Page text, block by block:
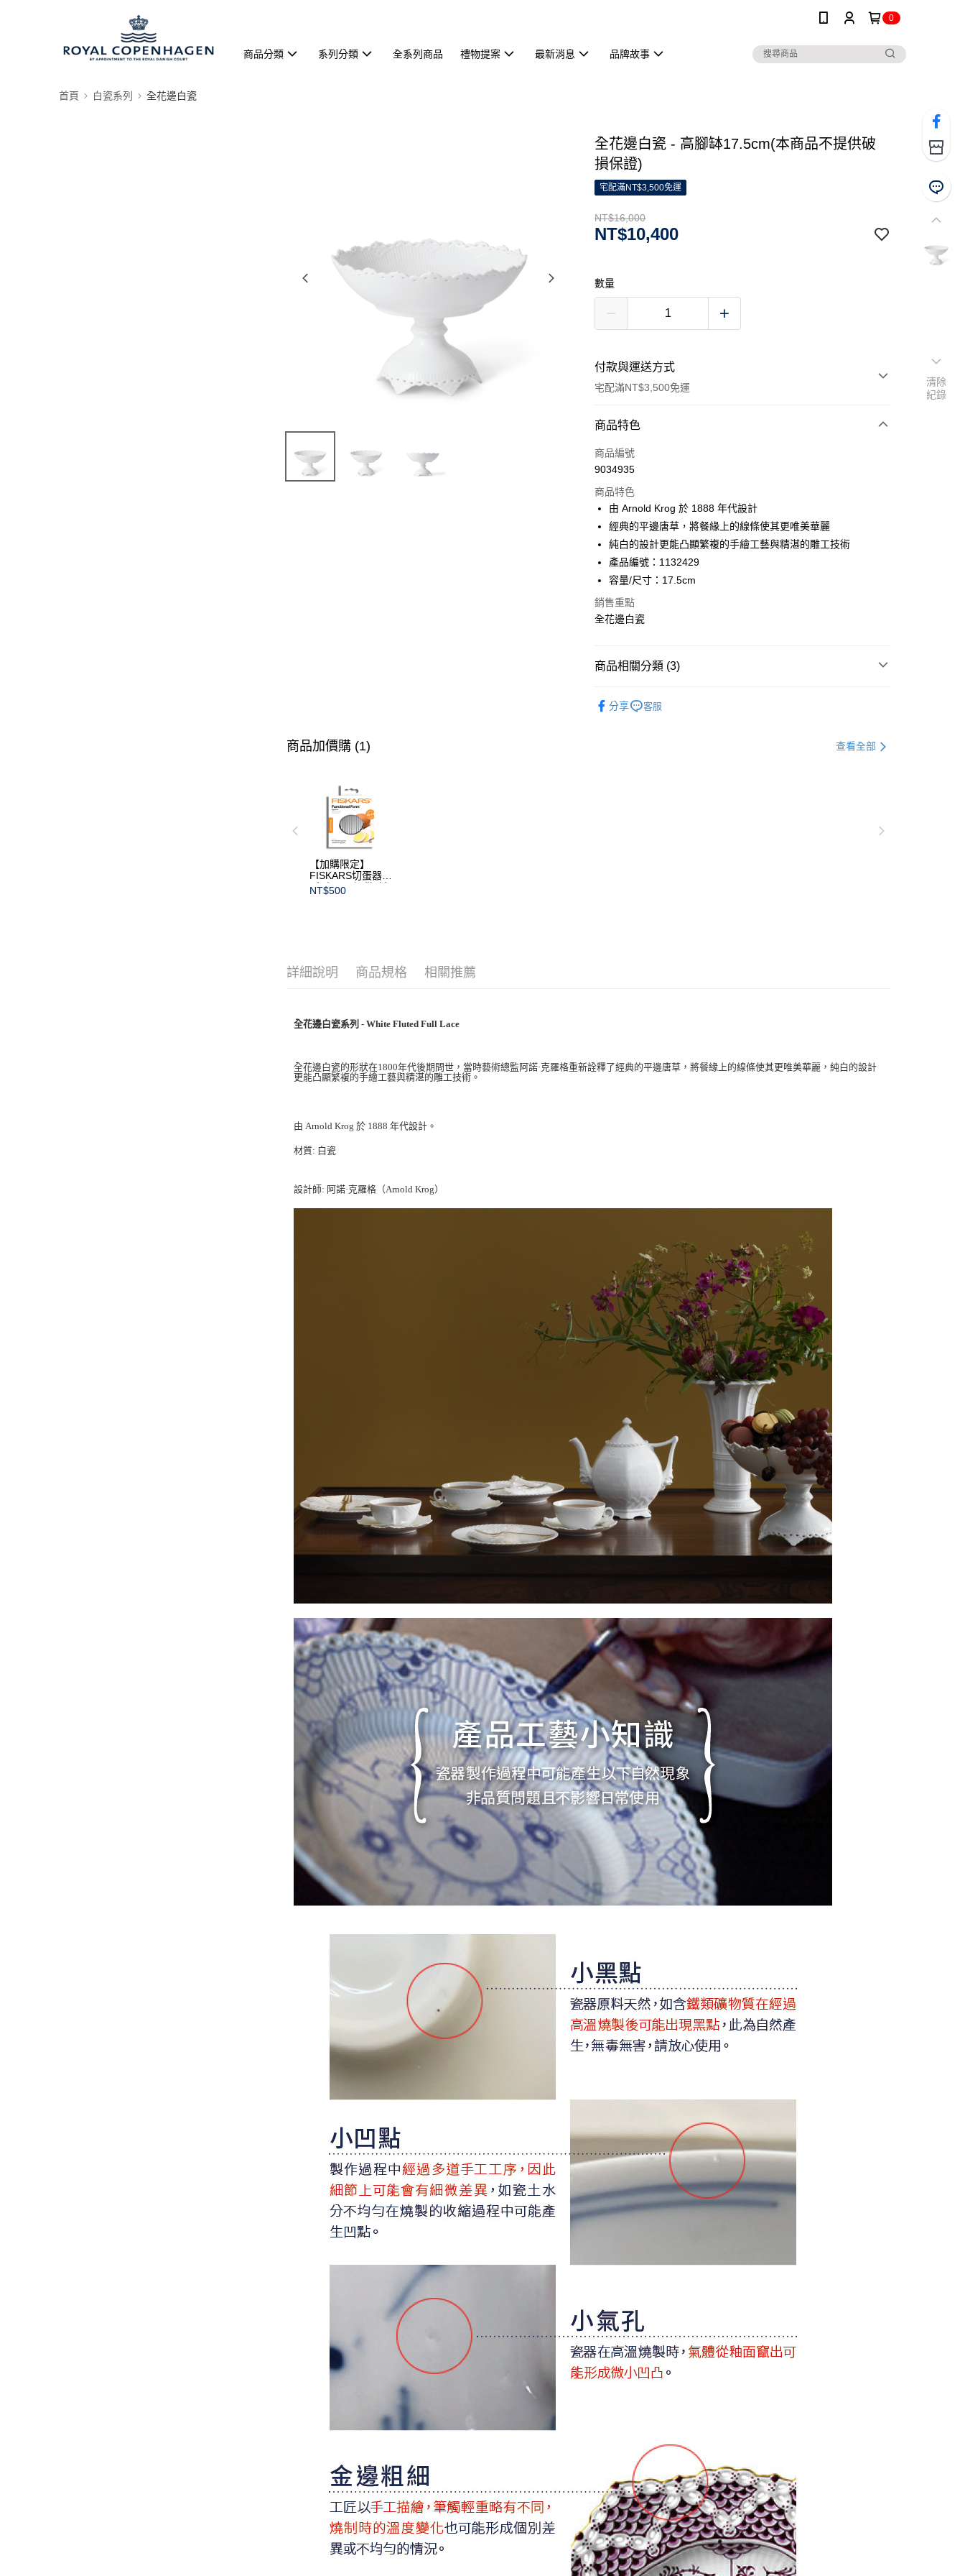
0
商品分類 系列分類 全系列商品 禮物提案 最新消息 品牌故事
首頁 白瓷系列 全花邊白瓷
全花邊白瓷 - 高腳缽17.5cm(本商品不提供破
損保證)
宅配滿NT$3,500免運
NT$16,000
NT$10,400
數量
付款與運送方式
宅配滿NT$3,500免運
付款方式
信用卡一次付款
3 期 0 利率 每期 NT$5,333
合作金庫商業銀行
第一商業銀行
華南商業銀行
彰化商業銀行
國泰世華商業銀行
臺灣中小企業銀行
匯豐（台灣）商業銀行
聯邦商業銀行
台新國際商業銀行
台灣樂天信用卡公司
LINE Pay
運送方式
黑貓宅急便
商品特色
商品編號
9034935
商品特色
由 Arnold Krog 於 1888 年代設計
經典的平邊唐草，將餐緣上的線條使其更唯美華麗
純白的設計更能凸顯繁複的手繪工藝與精湛的雕工技術
產品編號：1132429
容量/尺寸：17.5cm
銷售重點
全花邊白瓷
商品相關分類 (3)
分享 客服
商品加價購 (1) 查看全部
【加購限定】
FISKARS切蛋器
(本商品不提供破損
保證)
NT$500
詳細說明 商品規格 相關推薦
全花邊白瓷系列 - White Fluted Full Lace
全花邊白瓷的形狀在1800年代後期問世，當時藝術總監阿諾·克羅格重新詮釋了經典的平邊唐草，將餐緣上的線條使其更唯美華麗，純白的設計
更能凸顯繁複的手繪工藝與精湛的雕工技術。
由 Arnold Krog 於 1888 年代設計。
材質: 白瓷
設計師: 阿諾·克羅格（Arnold Krog）
清除
紀錄